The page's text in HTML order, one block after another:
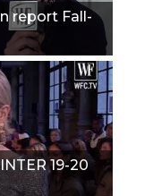
report Fall-
19-20